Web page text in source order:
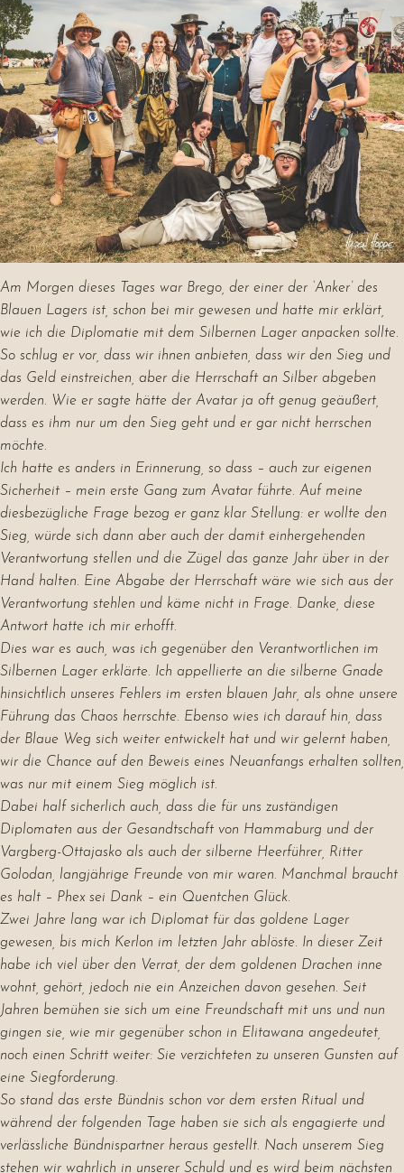
Am Morgen dieses Tages war Brego, der einer der ‘Anker’ des
Blauen Lagers ist, schon bei mir gewesen und hatte mir erklärt,
wie ich die Diplomatie mit dem Silbernen Lager anpacken sollte.
So schlug er vor, dass wir ihnen anbieten, dass wir den Sieg und
das Geld einstreichen, aber die Herrschaft an Silber abgeben
werden. Wie er sagte hätte der Avatar ja oft genug geäußert,
dass es ihm nur um den Sieg geht und er gar nicht herrschen
möchte.
Ich hatte es anders in Erinnerung, so dass – auch zur eigenen
Sicherheit – mein erste Gang zum Avatar führte. Auf meine
diesbezügliche Frage bezog er ganz klar Stellung: er wollte den
Sieg, würde sich dann aber auch der damit einhergehenden
Verantwortung stellen und die Zügel das ganze Jahr über in der
Hand halten. Eine Abgabe der Herrschaft wäre wie sich aus der
Verantwortung stehlen und käme nicht in Frage. Danke, diese
Antwort hatte ich mir erhofft.
Dies war es auch, was ich gegenüber den Verantwortlichen im
Silbernen Lager erklärte. Ich appellierte an die silberne Gnade
hinsichtlich unseres Fehlers im ersten blauen Jahr, als ohne unsere
Führung das Chaos herrschte. Ebenso wies ich darauf hin, dass
der Blaue Weg sich weiter entwickelt hat und wir gelernt haben,
wir die Chance auf den Beweis eines Neuanfangs erhalten sollten,
was nur mit einem Sieg möglich ist.
Dabei half sicherlich auch, dass die für uns zuständigen
Diplomaten aus der Gesandtschaft von Hammaburg und der
Vargberg-Ottajasko als auch der silberne Heerführer, Ritter
Golodan, langjährige Freunde von mir waren. Manchmal braucht
es halt – Phex sei Dank – ein Quentchen Glück.
Zwei Jahre lang war ich Diplomat für das goldene Lager
gewesen, bis mich Kerlon im letzten Jahr ablöste. In dieser Zeit
habe ich viel über den Verrat, der dem goldenen Drachen inne
wohnt, gehört, jedoch nie ein Anzeichen davon gesehen. Seit
Jahren bemühen sie sich um eine Freundschaft mit uns und nun
gingen sie, wie mir gegenüber schon in Elitawana angedeutet,
noch einen Schritt weiter: Sie verzichteten zu unseren Gunsten auf
eine Siegforderung.
So stand das erste Bündnis schon vor dem ersten Ritual und
während der folgenden Tage haben sie sich als engagierte und
verlässliche Bündnispartner heraus gestellt. Nach unserem Sieg
stehen wir wahrlich in unserer Schuld und es wird beim nächsten